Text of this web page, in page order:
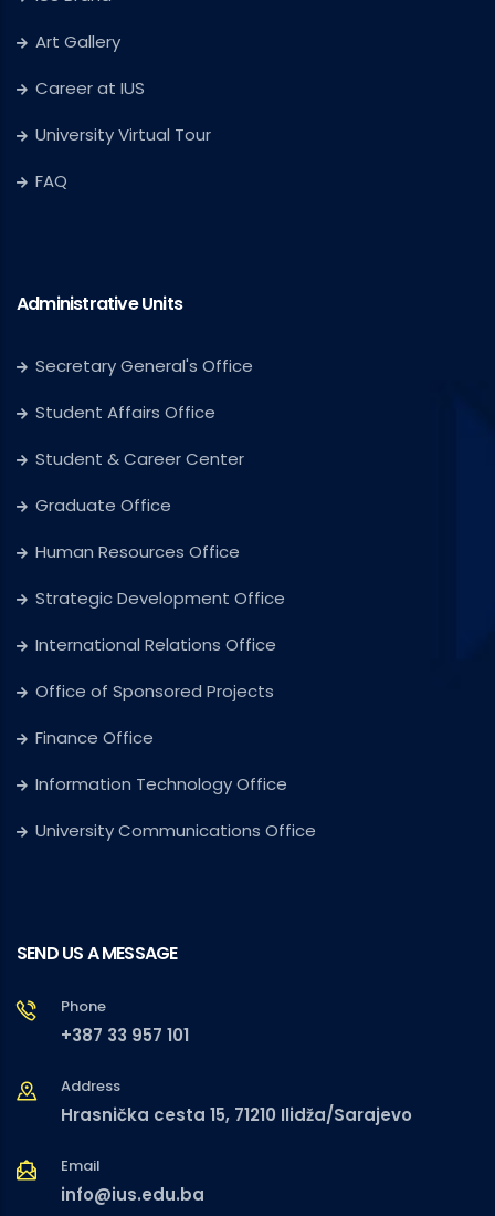
Art Gallery
Career at IUS
University Virtual Tour
FAQ
Administrative Units
Secretary General's Office
Student Affairs Office
Student & Career Center
Graduate Office
Human Resources Office
Strategic Development Office
International Relations Office
Office of Sponsored Projects
Finance Office
Information Technology Office
University Communications Office
SEND US A MESSAGE
Phone
+387 33 957 101
Address
Hrasnička cesta 15, 71210 Ilidža/Sarajevo
Email
info@ius.edu.ba